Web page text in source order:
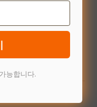
능합니다.